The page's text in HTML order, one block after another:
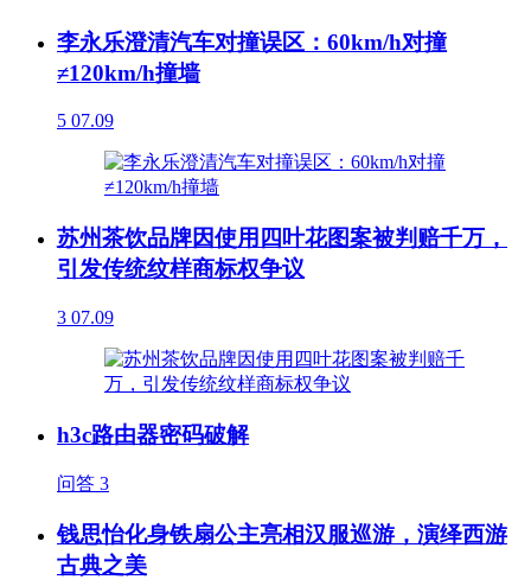
李永乐澄清汽车对撞误区：60km/h对撞
≠120km/h撞墙
5 07.09
苏州茶饮品牌因使用四叶花图案被判赔千万，
引发传统纹样商标权争议
3 07.09
h3c路由器密码破解
问答 3
钱思怡化身铁扇公主亮相汉服巡游，演绎西游
古典之美